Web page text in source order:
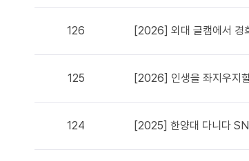
126 [2026] 외대 글캠에서 경
125 [2026] 인생을 좌지우지
124 [2025] 한양대 다니다